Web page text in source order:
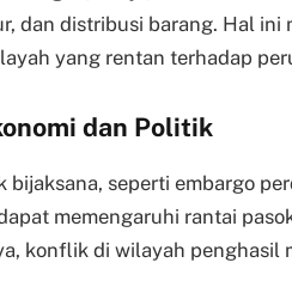
dan distribusi barang. Hal ini
yang rentan terhadap
dan Politik
bijaksana, seperti embargo
memengaruhi rantai
konflik di wilayah penghasil